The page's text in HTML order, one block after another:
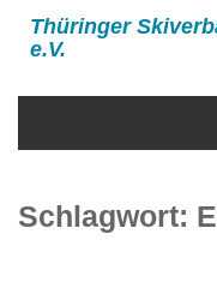
Thüringer
e.V.
Schlagwort: